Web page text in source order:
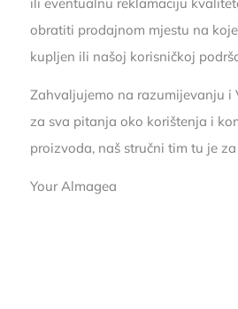
obratiti prodajnom mjestu na
kupljen ili našoj korisničkoj
Zahvaljujemo na razumijevanju i
za sva pitanja oko korištenja i
proizvoda, naš stručni tim tu je za
Your Almagea